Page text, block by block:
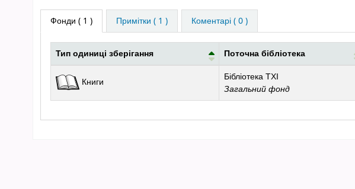
Фонди ( 1 ) Примітки ( 1 ) Коментарі ( 0 )
Фонди
Тип одиниці зберігання Поточна бібліотека
Книги Бібліотека ТХІ
Загальний фонд